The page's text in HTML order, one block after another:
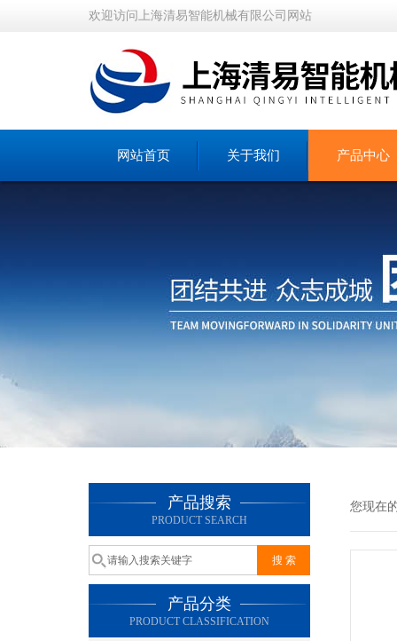
欢迎访问上海清易智能机械有限公司网站
网站首页 关于我们 产品中心
产品搜索
PRODUCT SEARCH
产品分类
PRODUCT CLASSIFICATION
您现在